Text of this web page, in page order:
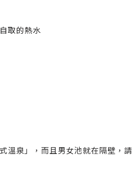
取的熱水
溫泉」，而且男女池就在隔壁，